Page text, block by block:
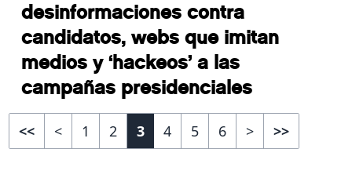
desinformaciones contra
candidatos, webs que imitan
medios y ‘hackeos’ a las
campañas presidenciales
<< < 1 2 3 4 5 6 > >>